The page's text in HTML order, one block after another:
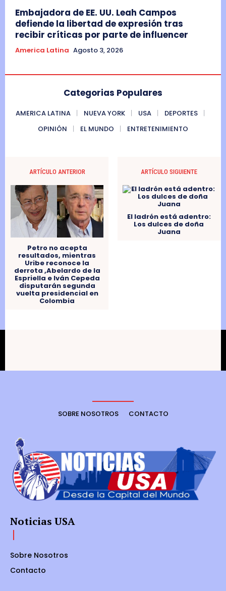
Embajadora de EE. UU. Leah Campos
defiende la libertad de expresión tras
recibir críticas por parte de influencer
America Latina Agosto 3, 2026
Categorias Populares
AMERICA LATINA NUEVA YORK USA
DEPORTES
OPINIÓN
EL MUNDO ENTRETENIMIENTO
ARTÍCULO ANTERIOR
Petro no acepta
resultados, mientras
Uribe reconoce la
derrota ,Abelardo de la
Espriella e Iván Cepeda
disputarán segunda
vuelta presidencial en
Colombia
ARTÍCULO SIGUIENTE
El ladrón está adentro:
Los dulces de doña
Juana
SOBRE NOSOTROS CONTACTO
Noticias USA
Sobre Nosotros
Contacto